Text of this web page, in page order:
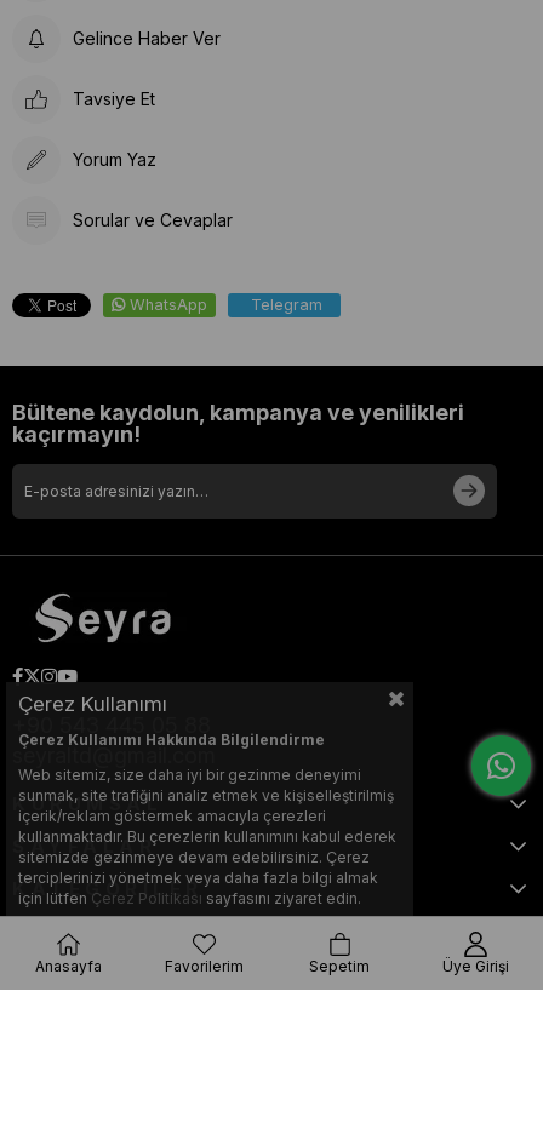
Gelince Haber Ver
Tavsiye Et
Yorum Yaz
Sorular ve Cevaplar
WhatsApp Telegram
Bültene kaydolun, kampanya ve yenilikleri
kaçırmayın!
seyraltd@gmail.com
KURUMSAL
SAYFALAR
KATEGORİLER
Bu web sitesi, Nihat KILIÇARSLAN tarafından tasarlanmış ve optimize
Çerez Kullanımı
Çerez Kullanımı Hakkında Bilgilendirme
Web sitemiz, size daha iyi bir gezinme deneyimi
sunmak, site trafiğini analiz etmek ve kişiselleştirilmiş
içerik/reklam göstermek amacıyla çerezleri
kullanmaktadır. Bu çerezlerin kullanımını kabul ederek
sitemizde gezinmeye devam edebilirsiniz. Çerez
terciplerinizi yönetmek veya daha fazla bilgi almak
için lütfen Çerez Politikası sayfasını ziyaret edin.
Anasayfa Favorilerim Sepetim Üye Girişi